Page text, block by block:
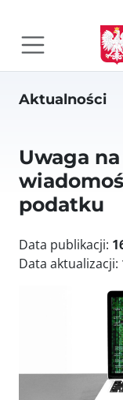
Aktualności
Uwaga
podatku
Data publikacji:
Data aktualizacji: